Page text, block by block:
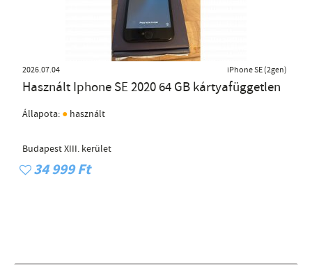
2026.07.04 iPhone SE (2gen)
Használt Iphone SE 2020 64 GB kártyafüggetlen
Állapota: ● használt
Budapest XIII. kerület
34 999 Ft